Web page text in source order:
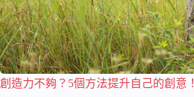
創造力不夠？5個方法提升自己的創意！